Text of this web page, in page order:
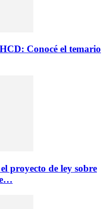
Conocé el temario
proyecto de ley sobre